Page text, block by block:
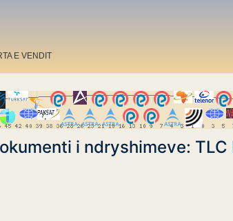
E VENDIT
i ndryshimeve: TLC